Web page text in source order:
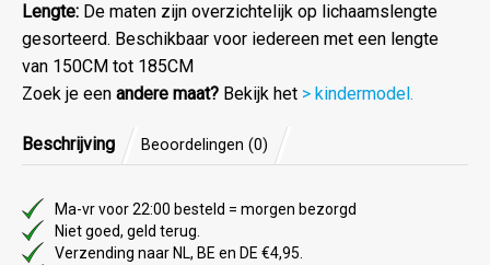
Lengte: De maten zijn overzichtelijk op lichaamslengte
gesorteerd. Beschikbaar voor iedereen met een lengte
van 150CM tot 185CM
Zoek je een andere maat? Bekijk het > kindermodel.
Beschrijving Beoordelingen (0)
Ma-vr voor 22:00 besteld = morgen bezorgd
Niet goed, geld terug.
Verzending naar NL, BE en DE €4,95.